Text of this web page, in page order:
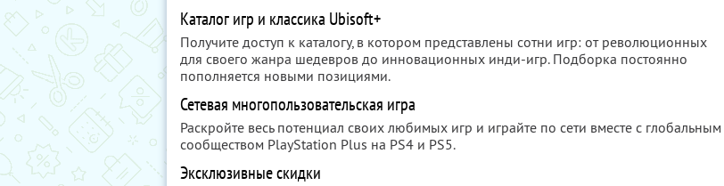
Каталог игр и классика Ubisoft+
Получите доступ к каталогу, в котором представлены сотни игр: от революционных
для своего жанра шедевров до инновационных инди-игр. Подборка постоянно
пополняется новыми позициями.
Сетевая многопользовательская игра
Раскройте весь потенциал своих любимых игр и играйте по сети вместе с глобальным
сообществом PlayStation Plus на PS4 и PS5.
Эксклюзивные скидки